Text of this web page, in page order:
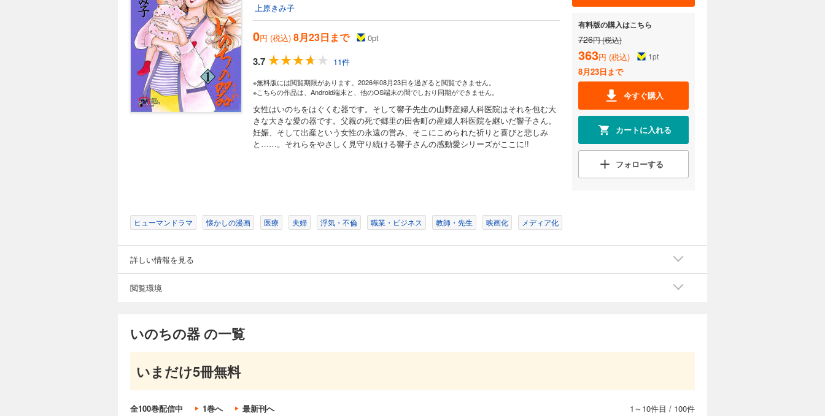
上原きみ子
0円 (税込) 8月23日まで 0pt
3.7 11件
※無料版には閲覧期限があります。2026年08月23日を過ぎると閲覧できません。
※こちらの作品は、Android端末と、他のOS端末の間でしおり同期ができません。
女性はいのちをはぐくむ器です。そして響子先生の山野産婦人科医院はそれを包む大
きな大きな愛の器です。父親の死で郷里の田舎町の産婦人科医院を継いだ響子さん。
妊娠、そして出産という女性の永遠の営み、そこにこめられた祈りと喜びと悲しみ
と……。それらをやさしく見守り続ける響子さんの感動愛シリーズがここに!!
有料版の購入はこちら
726円 (税込)
363円 (税込)
8月23日まで
1pt
今すぐ購入
カートに入れる
フォローする
ヒューマンドラマ 懐かしの漫画 医療 夫婦 浮気・不倫 職業・ビジネス 教師・先生 映画化 メディア化
詳しい情報を見る
閲覧環境
いのちの器 の一覧
いまだけ5冊無料
全100巻配信中 1巻へ 最新刊へ 1～10件目 / 100件